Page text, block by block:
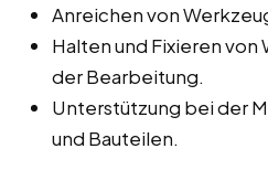
Anreichen von
Halten und Fixieren
der Bearbeitung.
Unterstützung bei der
und Bauteilen.